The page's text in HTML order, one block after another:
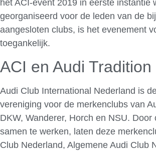
het ACI-event 2019 in eerste instantie
georganiseerd voor de leden van de
aangesloten clubs, is het evenement
toegankelijk.
ACI en Audi Tradition
Audi Club International Nederland is
vereniging voor de merkenclubs van
DKW, Wanderer, Horch en NSU. Door
samen te werken, laten deze
Club Nederland, Algemene Audi Club